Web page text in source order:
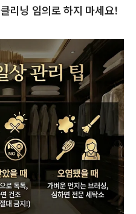
리닝 임의로 하지 마세요!